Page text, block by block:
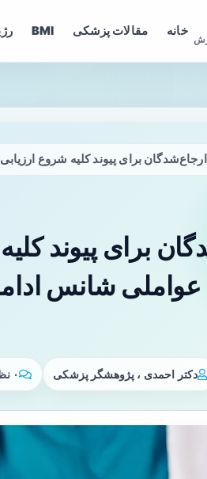
خانه مقالات پزشکی BMI
برای پیوند کلیه شروع
برای پیوند
شانس
دکتر احمدی ، پژوهشگر پزشکی ۰ نظر